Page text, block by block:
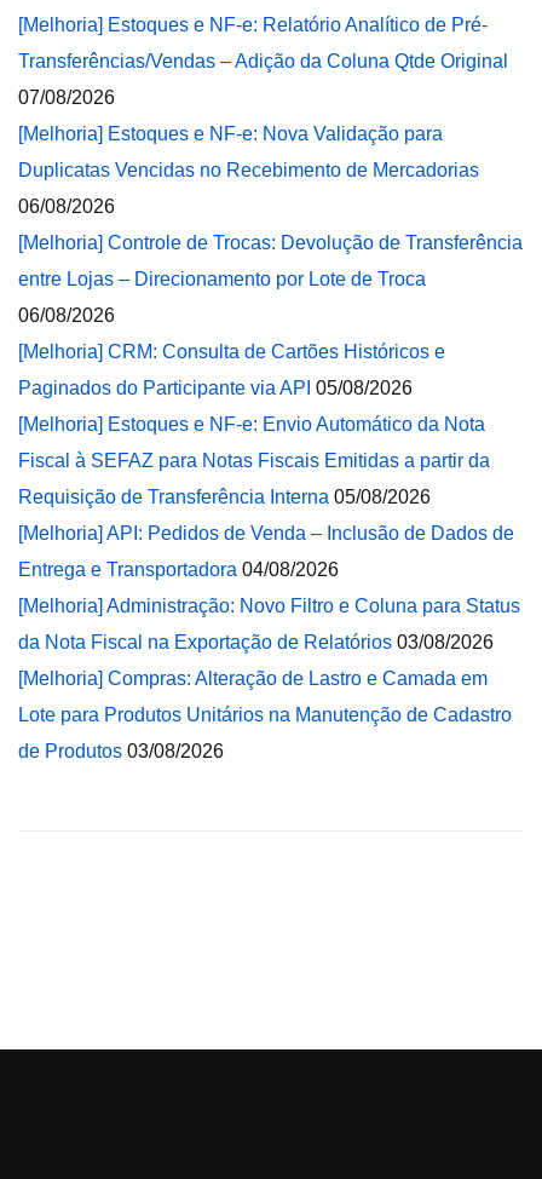
[Melhoria] Estoques e NF-e: Relatório Analítico de Pré-
Transferências/Vendas – Adição da Coluna Qtde Original
07/08/2026
[Melhoria] Estoques e NF-e: Nova Validação para
Duplicatas Vencidas no Recebimento de Mercadorias
06/08/2026
[Melhoria] Controle de Trocas: Devolução de Transferência
entre Lojas – Direcionamento por Lote de Troca
06/08/2026
[Melhoria] CRM: Consulta de Cartões Históricos e
Paginados do Participante via API 05/08/2026
[Melhoria] Estoques e NF-e: Envio Automático da Nota
Fiscal à SEFAZ para Notas Fiscais Emitidas a partir da
Requisição de Transferência Interna 05/08/2026
[Melhoria] API: Pedidos de Venda – Inclusão de Dados de
Entrega e Transportadora 04/08/2026
[Melhoria] Administração: Novo Filtro e Coluna para Status
da Nota Fiscal na Exportação de Relatórios 03/08/2026
[Melhoria] Compras: Alteração de Lastro e Camada em
Lote para Produtos Unitários na Manutenção de Cadastro
de Produtos 03/08/2026